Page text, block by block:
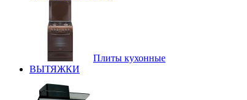
Плиты кухонные
ВЫТЯЖКИ